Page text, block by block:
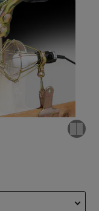
手続きへ